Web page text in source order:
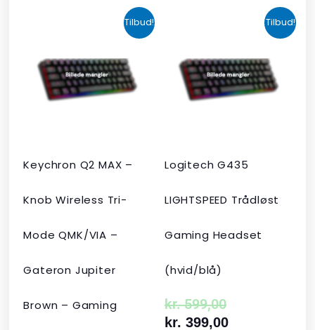
Tilbud!
Keychron Q2 MAX –
Knob Wireless Tri-
Mode QMK/VIA –
Gateron Jupiter
Brown – Gaming
oprindelige
pris
var:
kr. 2.190,00.
Den
aktuelle
pris
er:
kr. 1.465,00.
Tilbud!
Logitech G435
LIGHTSPEED Trådløst
Gaming Headset
(hvid/blå)
kr.599,00
oprindelige
pris
var:
kr. 599,00.
kr. 399,00
aktuelle
pris
er:
kr. 399,00.